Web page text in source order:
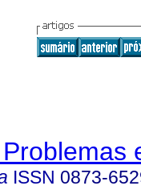
ISSN 0873-